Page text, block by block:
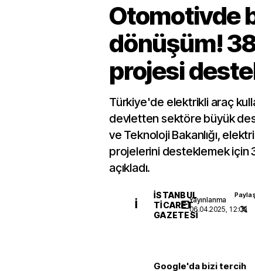
Otomotivde
dönüşüm! 38
projesi
Türkiye'de elektrikli araç
devletten sektöre büyük
ve Teknoloji Bakanlığı,
projelerini desteklemek için
açıkladı.
İ
İSTANBUL
TICARET
GAZETESI
Yayınlanma
06.04.2025, 12:00
Google'da bizi tercih